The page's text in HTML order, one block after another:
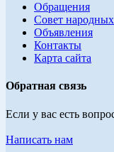
Обращения
Совет народных
Объявления
Контакты
Карта сайта
Обратная связь
Если у вас есть
Написать нам